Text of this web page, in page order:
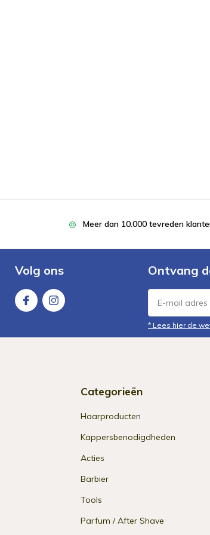
Meer dan 10.000 tevreden
Volg ons Ontvang
* Lees hier de
Categorieën
Haarproducten
Kappersbenodigdheden
Acties
Barbier
Tools
Parfum / After Shave